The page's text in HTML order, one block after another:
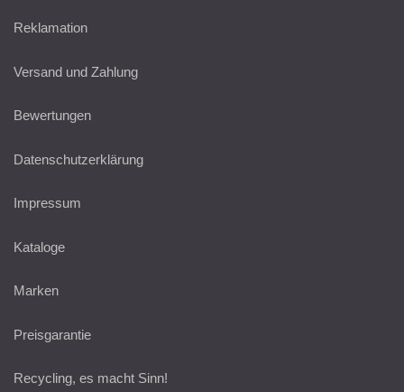
Reklamation
Versand und Zahlung
Bewertungen
Datenschutzerklärung
Impressum
Kataloge
Marken
Preisgarantie
Recycling, es macht Sinn!